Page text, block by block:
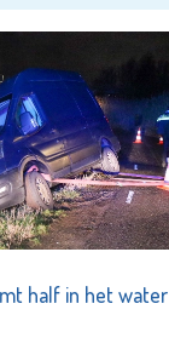
half in het water